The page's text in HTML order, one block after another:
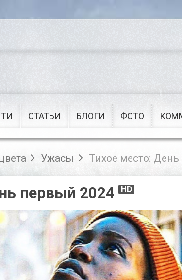
Приключения
Мультфильмы
видео Клипы
Поп
СТАТЬИ БЛОГИ ФОТО
Ужасы Тихое место:
первый 2024 HD